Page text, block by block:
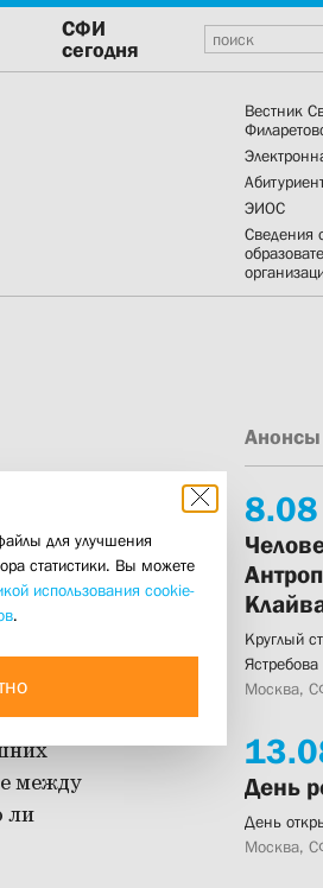
СФИ
сегодня
Вестник
ЭИОС
Сведения
об
между
ли
Анонсы
8.08
Круглый
Ястребова
Москва,
13.
День
День
Москва,
для улучшения
статистики. Вы можете
использования cookie-
.